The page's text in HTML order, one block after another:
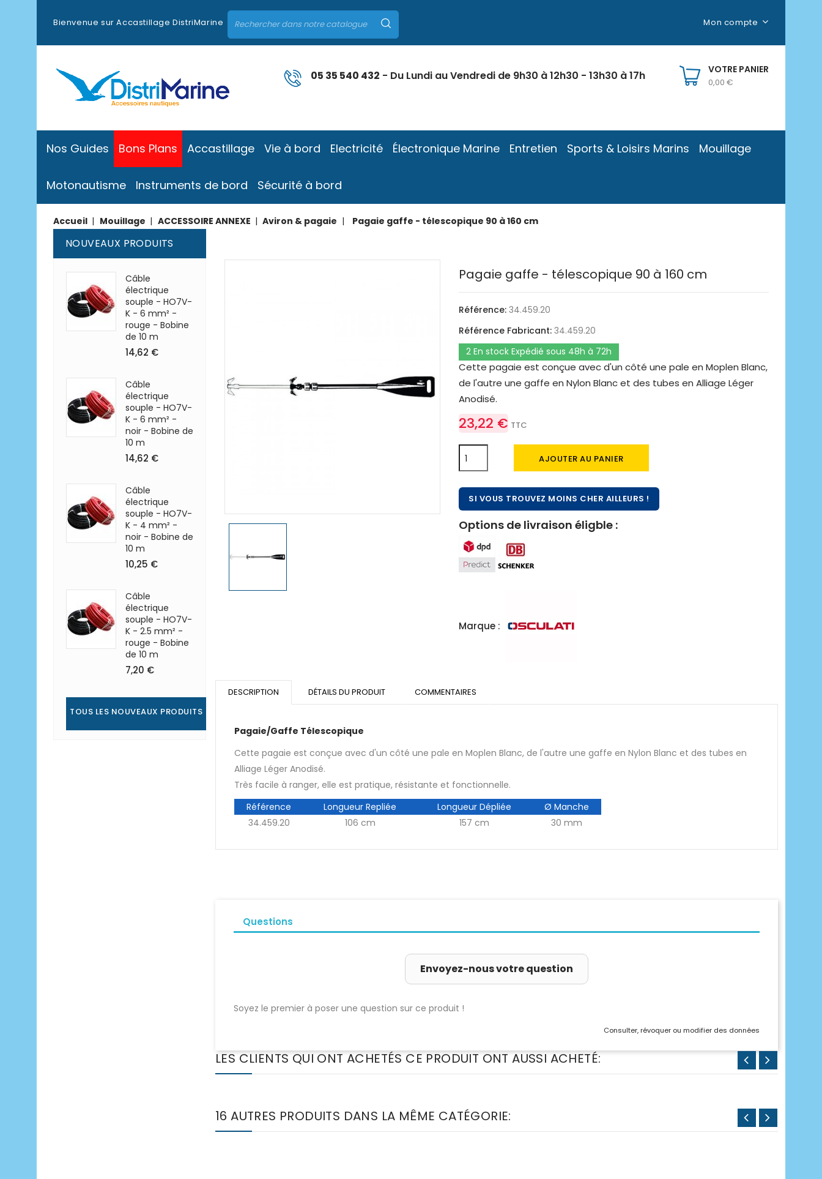
Bienvenue sur Accastillage DistriMarine Mon compte
VOTRE PANIER
0,00 €
05 35 540 432 - Du Lundi au Vendredi de 9h30 à 12h30 - 13h30 à 17h
Nos Guides Bons Plans Accastillage Vie à bord Electricité Électronique Marine Entretien Sports & Loisirs Marins Mouillage
Motonautisme Instruments de bord Sécurité à bord
Accueil Mouillage ACCESSOIRE ANNEXE Aviron & pagaie Pagaie gaffe - télescopique 90 à 160 cm
NOUVEAUX PRODUITS
Câble
électrique
souple - HO7V-
K - 6 mm² -
rouge - Bobine
de 10 m
14,62 €
Câble
électrique
souple - HO7V-
K - 6 mm² -
noir - Bobine de
10 m
14,62 €
Câble
électrique
souple - HO7V-
K - 4 mm² -
noir - Bobine de
10 m
10,25 €
Câble
électrique
souple - HO7V-
K - 2.5 mm² -
rouge - Bobine
de 10 m
7,20 €
TOUS LES NOUVEAUX PRODUITS
Pagaie gaffe - télescopique 90 à 160 cm
Référence: 34.459.20
Référence Fabricant: 34.459.20
2 En stock Expédié sous 48h à 72h
Cette pagaie est conçue avec d'un côté une pale en Moplen Blanc,
de l'autre une gaffe en Nylon Blanc et des tubes en Alliage Léger
Anodisé.
23,22 € TTC
AJOUTER AU PANIER
SI VOUS TROUVEZ MOINS CHER AILLEURS !
Options de livraison éligble :
Marque :
DESCRIPTION DÉTAILS DU PRODUIT COMMENTAIRES
Pagaie/Gaffe Télescopique
Cette pagaie est conçue avec d'un côté une pale en Moplen Blanc, de l'autre une gaffe en Nylon Blanc et des tubes en
Alliage Léger Anodisé.
Très facile à ranger, elle est pratique, résistante et fonctionnelle.
Référence
Longueur Repliée Longueur Dépliée
Ø Manche
34.459.20
106 cm 157 cm 30 mm
Questions
Envoyez-nous votre question
Soyez le premier à poser une question sur ce produit !
Consulter, révoquer ou modifier des données
LES CLIENTS QUI ONT ACHETÉS CE PRODUIT ONT AUSSI ACHETÉ:
16 AUTRES PRODUITS DANS LA MÊME CATÉGORIE: